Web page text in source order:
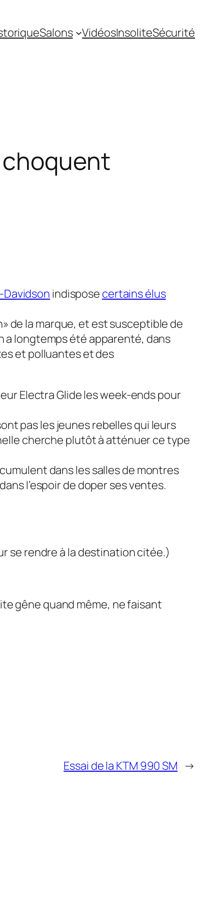
Salons VidéosInsoliteSécurité
Davidson indispose certains élus
de la marque, et est susceptible de
a longtemps été apparenté, dans
et polluantes et des
Electra Glide les week-ends pour
pas les jeunes rebelles qui leurs
cherche plutôt à atténuer ce type
dans les salles de montres
l’espoir de doper ses ventes.
se rendre à la destination citée.)
gêne quand même, ne faisant
Essai de la KTM 990 SM →